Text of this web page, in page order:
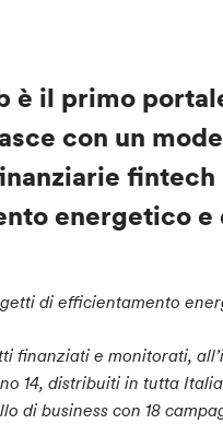
è il primo
con un
energetico e
di efficientamento
finanziati e monitorati,
14, distribuiti in tutta Italia
di business con 18